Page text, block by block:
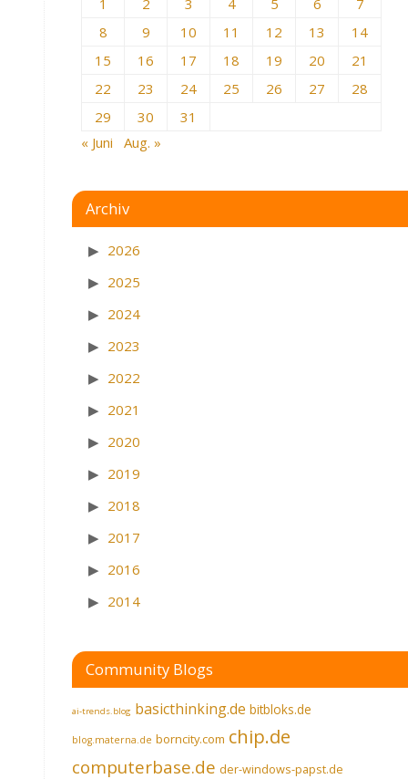
1 2 3 4 5 6
7
8
9 10 11 12 13
14
15
16 17 18 19 20
21
22
23 24 25 26 27
28
29
30
31
« Juni
Aug. »
Archiv
2026
2025
2024
2023
2022
2021
2020
2019
2018
2017
2016
2014
Community Blogs
ai-trends.blog basicthinking.de bitbloks.de
blog.materna.de borncity.com chip.de
computerbase.de der-windows-papst.de